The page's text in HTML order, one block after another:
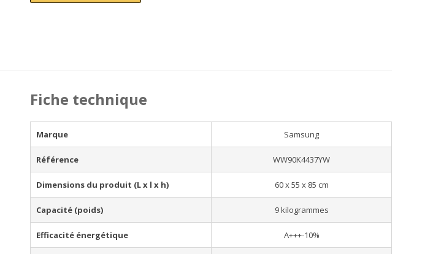
Fiche technique
Marque Samsung
Référence WW90K4437YW
Dimensions du produit (L x l x h) 60 x 55 x 85 cm
Capacité (poids) 9 kilogrammes
Efficacité énergétique A+++-10%